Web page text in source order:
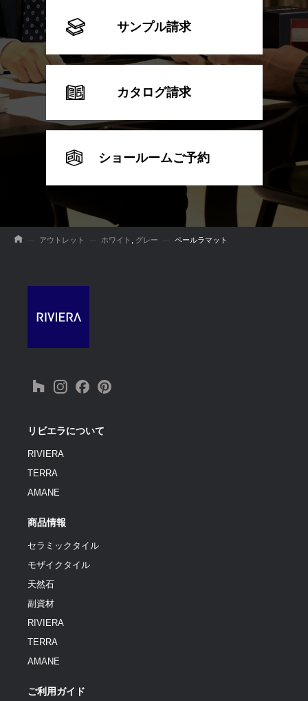
サンプル請求
カタログ請求
ショールームご予約
アウトレット ホワイト グレー ペールラマット
リビエラについて
RIVIERA
TERRA
AMANE
商品情報
セラミックタイル
モザイクタイル
天然石
副資材
RIVIERA
TERRA
AMANE
ご利用ガイド